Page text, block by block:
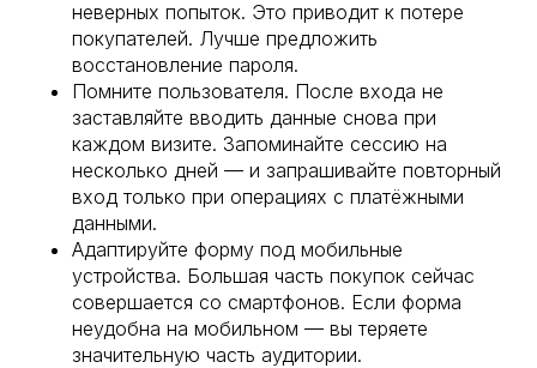
неверных попыток. Это приводит к потере
покупателей. Лучше предложить
восстановление пароля.
Помните пользователя. После входа не
заставляйте вводить данные снова при
каждом визите. Запоминайте сессию на
несколько дней — и запрашивайте повторный
вход только при операциях с платёжными
данными.
Адаптируйте форму под мобильные
устройства. Большая часть покупок сейчас
совершается со смартфонов. Если форма
неудобна на мобильном — вы теряете
значительную часть аудитории.